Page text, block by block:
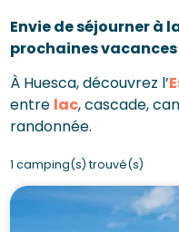
Envie de séjourner à
prochaines vacances
À Huesca, découvrez l’
entre lac, cascade,
randonnée.
1 camping(s) trouvé(s)